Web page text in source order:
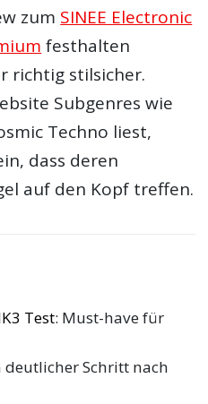
zum SINEE Electronic
festhalten
richtig stilsicher.
Subgenres wie
Techno liest,
dass deren
auf den Kopf treffen.
Test: Must-have für
deutlicher Schritt nach